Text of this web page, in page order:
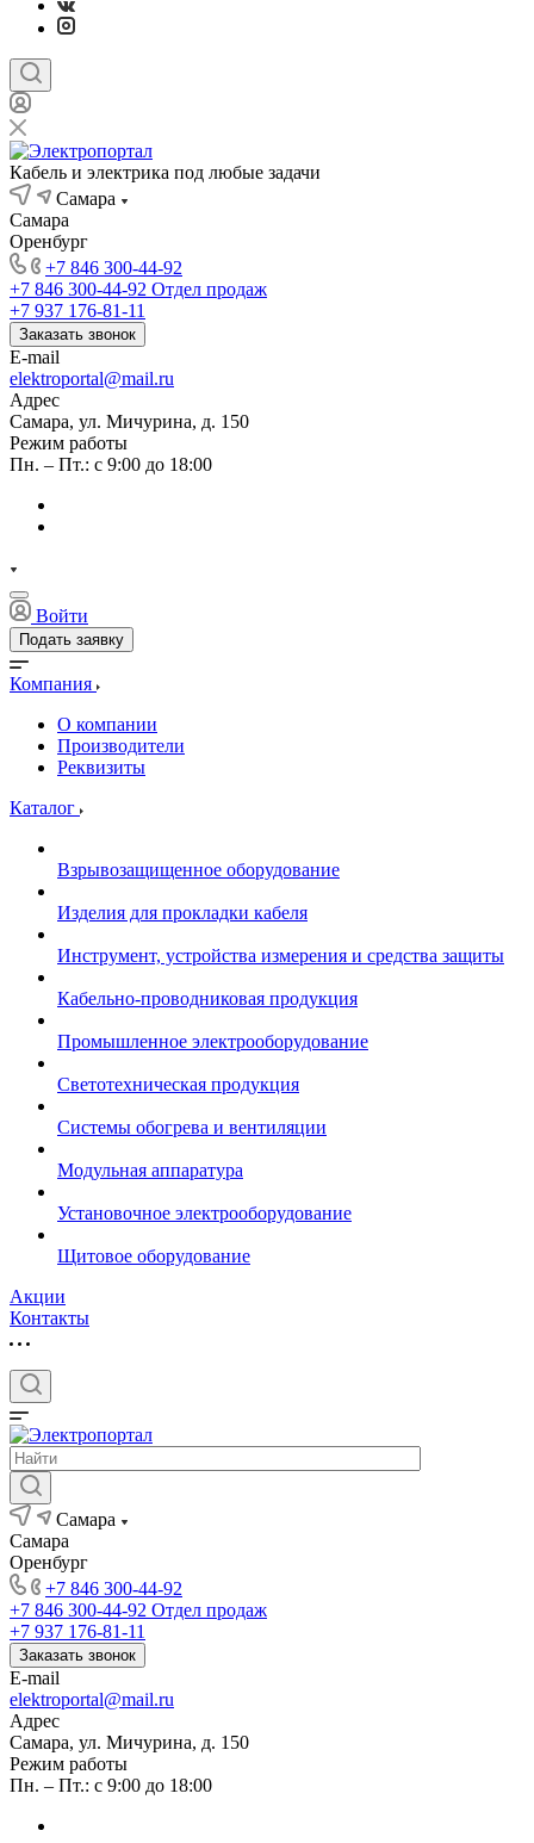
Кабель и электрика под любые задачи
Самара
Самара
Оренбург
+7 846 300-44-92
+7 846 300-44-92 Отдел продаж
+7 937 176-81-11
Заказать звонок
E-mail
elektroportal@mail.ru
Адрес
Самара, ул. Мичурина, д. 150
Режим работы
Пн. – Пт.: с 9:00 до 18:00
Войти
Подать заявку
Компания
О компании
Производители
Реквизиты
Каталог
Взрывозащищенное оборудование
Изделия для прокладки кабеля
Инструмент, устройства измерения и средства защиты
Кабельно-проводниковая продукция
Промышленное электрооборудование
Светотехническая продукция
Системы обогрева и вентиляции
Модульная аппаратура
Установочное электрооборудование
Щитовое оборудование
Акции
Контакты
Самара
Самара
Оренбург
+7 846 300-44-92
+7 846 300-44-92 Отдел продаж
+7 937 176-81-11
Заказать звонок
E-mail
elektroportal@mail.ru
Адрес
Самара, ул. Мичурина, д. 150
Режим работы
Пн. – Пт.: с 9:00 до 18:00